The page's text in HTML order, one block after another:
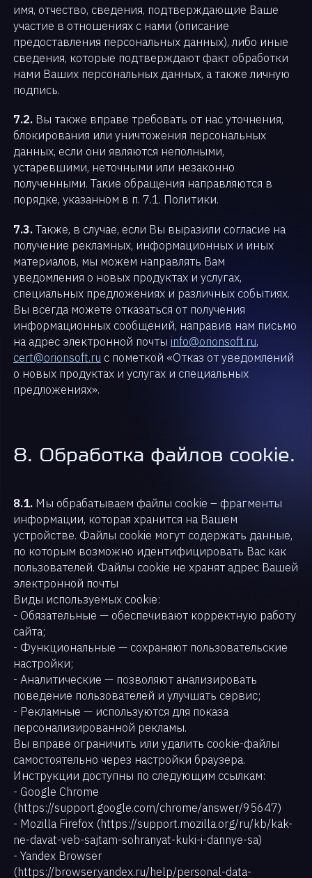
Продукты экосистемы
Решения
Кейсы
База знаний
Партнерам
О нас
имя, отчество, сведения, подтверждающие Ваше
участие в отношениях с нами (описание
предоставления персональных данных), либо иные
сведения, которые подтверждают факт обработки
нами Ваших персональных данных, а также личную
подпись.
7.2. Вы также вправе требовать от нас уточнения,
блокирования или уничтожения персональных
данных, если они являются неполными,
устаревшими, неточными или незаконно
полученными. Такие обращения направляются в
порядке, указанном в п. 7.1. Политики.
7.3.Также, в случае, если Вы выразили согласие на
получение рекламных, информационных и иных
материалов, мы можем направлять Вам
уведомления о новых продуктах и услугах,
специальных предложениях и различных событиях.
Вы всегда можете отказаться от получения
информационных сообщений, направив нам письмо
на адрес электронной почты info@orionsoft.ru,
cert@orionsoft.ru с пометкой «Отказ от уведомлений
о новых продуктах и услугах и специальных
предложениях».
8. Обработка файлов cookie.
8.1. Мы обрабатываем файлы cookie – фрагменты
информации, которая хранится на Вашем
устройстве. Файлы cookie могут содержать данные,
по которым возможно идентифицировать Вас как
пользователей. Файлы cookie не хранят адрес Вашей
электронной почты
Виды используемых cookie:
- Обязательные — обеспечивают корректную работу
сайта;
- Функциональные — сохраняют пользовательские
настройки;
- Аналитические — позволяют анализировать
поведение пользователей и улучшать сервис;
- Рекламные — используются для показа
персонализированной рекламы.
Вы вправе ограничить или удалить cookie-файлы
самостоятельно через настройки браузера.
Инструкции доступны по следующим ссылкам:
- Google Chrome
(https://support.google.com/chrome/answer/95647)
- Mozilla Firefox (https://support.mozilla.org/ru/kb/kak-
ne-davat-veb-sajtam-sohranyat-kuki-i-dannye-sa)
- Yandex Browser
(https://browser.yandex.ru/help/personal-data-